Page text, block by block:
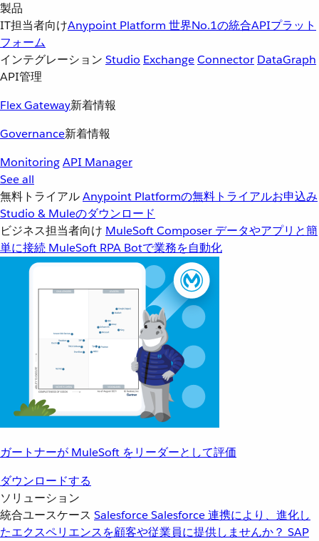
製品
IT担当者向けAnypoint Platform 世界No.1の統合APIプラット
フォーム
インテグレーション Studio ExchangeConnector DataGraph
API管理
Flex Gateway新着情報
Governance新着情報
MonitoringAPI Manager
See all
無料トライアルAnypoint Platformの無料トライアルお申込み
Studio & Muleのダウンロード
ビジネス担当者向け MuleSoft Composer データやアプリと簡
単に接続 MuleSoft RPA Botで業務を自動化
ガートナーが MuleSoft をリーダーとして評価
ダウンロードする
ソリューション
統合ユースケース SalesforceSalesforce 連携により、進化し
たエクスペリエンスを顧客や従業員に提供しませんか？ SAP